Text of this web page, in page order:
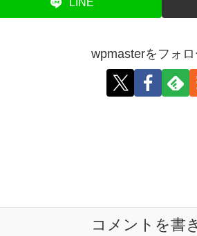
wpmasterをフォロ
コメントを書